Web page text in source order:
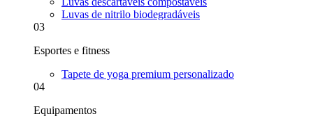
Luvas de nitrilo biodegradáveis
03
Esportes e fitness
Tapete de yoga premium personalizado
04
Equipamentos